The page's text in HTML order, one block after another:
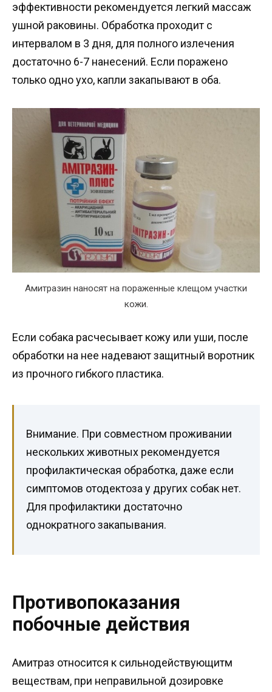
эффективности рекомендуется легкий массаж
ушной раковины. Обработка проходит с
интервалом в 3 дня, для полного излечения
достаточно 6-7 нанесений. Если поражено
только одно ухо, капли закапывают в оба.
Амитразин наносят на пораженные клещом участки
кожи.
Если собака расчесывает кожу или уши, после
обработки на нее надевают защитный воротник
из прочного гибкого пластика.
Внимание. При совместном проживании
нескольких животных рекомендуется
профилактическая обработка, даже если
симптомов отодектоза у других собак нет.
Для профилактики достаточно
однократного закапывания.
Противопоказания
побочные действия
Амитраз относится к сильнодействующитм
веществам, при неправильной дозировке